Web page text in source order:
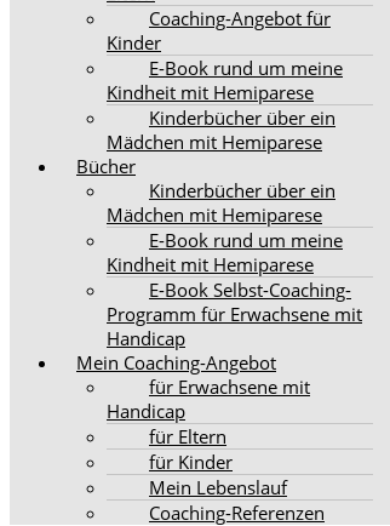
Coaching-Angebot für
Kinder
E-Book rund um meine
Kindheit mit Hemiparese
Kinderbücher über ein
Mädchen mit Hemiparese
Bücher
Kinderbücher über ein
Mädchen mit Hemiparese
E-Book rund um meine
Kindheit mit Hemiparese
E-Book Selbst-Coaching-
Programm für Erwachsene mit
Handicap
Mein Coaching-Angebot
für Erwachsene mit
Handicap
für Eltern
für Kinder
Mein Lebenslauf
Coaching-Referenzen